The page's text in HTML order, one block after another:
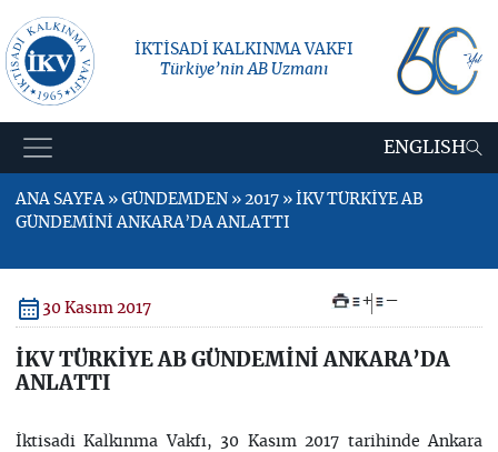
İKTİSADİ KALKINMA VAKFI
Türkiye’nin AB Uzmanı
ENGLISH
ANA SAYFA » GÜNDEMDEN » 2017 » İKV TÜRKİYE AB
GÜNDEMİNİ ANKARA’DA ANLATTI
30 Kasım 2017 + –
İKV TÜRKİYE AB GÜNDEMİNİ ANKARA’DA
ANLATTI
İktisadi Kalkınma Vakfı, 30 Kasım 2017 tarihinde Ankara